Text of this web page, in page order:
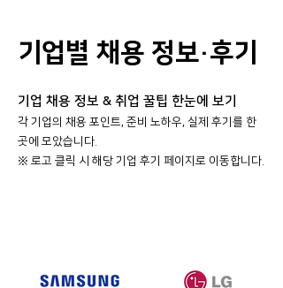
기업별 채용 정보·후기
기업 채용 정보 & 취업 꿀팁 한눈에 보기
각 기업의 채용 포인트, 준비 노하우, 실제 후기를 한
곳에 모았습니다.
​※ 로고 클릭 시 해당 기업 후기 페이지로 이동합니다.